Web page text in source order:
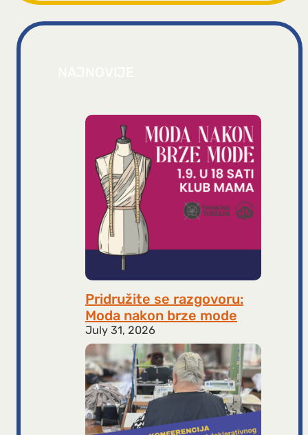
Pridružite se razgovoru:
Moda nakon brze mode
July 31, 2026